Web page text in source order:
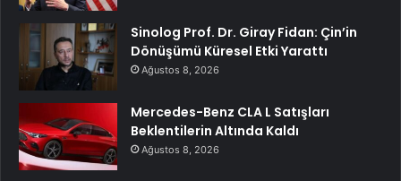
Sinolog Prof. Dr. Giray Fidan: Çin’in
Dönüşümü Küresel Etki Yarattı
Ağustos 8, 2026
Mercedes-Benz CLA L Satışları
Beklentilerin Altında Kaldı
Ağustos 8, 2026